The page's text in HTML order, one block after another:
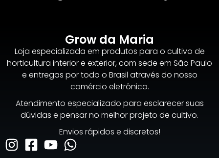
Grow da Maria
Loja especializada em produtos para o cultivo de
horticultura interior e exterior, com sede em São Paulo
e entregas por todo o Brasil através do nosso
comércio eletrônico.
Atendimento especializado para esclarecer suas
dúvidas e pensar no melhor projeto de cultivo.
Envios rápidos e discretos!